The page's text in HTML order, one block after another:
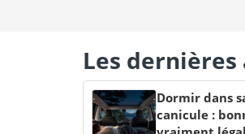
Les
Dormir dans
canicule :